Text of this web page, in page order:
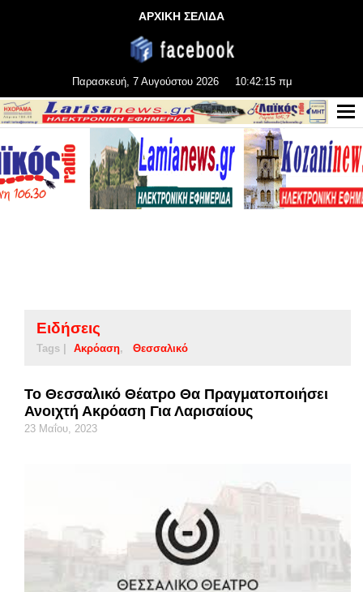
ΑΡΧΙΚΗ ΣΕΛΙΔΑ
Παρασκευή, 7 Αυγούστου 2026 10:42:15 πμ
Ειδήσεις
Tags | Ακρόαση Θεσσαλικό
Το Θεσσαλικό Θέατρο Θα Πραγματοποιήσει
Ανοιχτή Ακρόαση Για Λαρισαίους
23 Μαΐου, 2023